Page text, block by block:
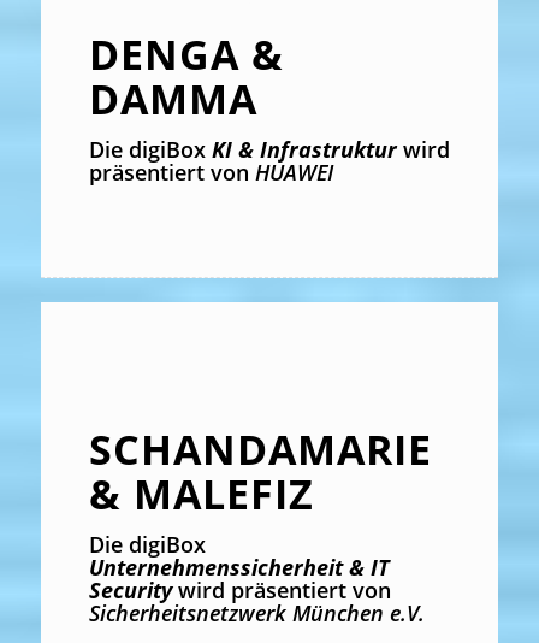
DENGA &
DAMMA
Die digiBox KI & Infrastrukturwird
präsentiert von HUAWEI
SCHANDAMARIE
& MALEFIZ
Die digiBox
Unternehmenssicherheit & IT
Securitywird präsentiert von
Sicherheitsnetzwerk München e.V.